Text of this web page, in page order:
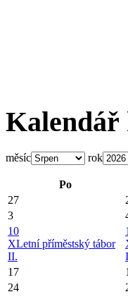
Kalendář
měsíc rok
Po
27
3
10
XLetní příměstský tábor
II.
17
24